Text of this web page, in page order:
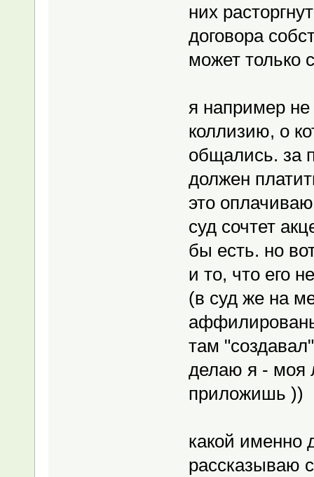
них
договора
может только
я например
коллизию, о
общались. за
должен
это
суд сочтет
бы есть. но
и то, что его
(в суд же на
там
делаю я - моя
приложишь ))
какой именно
рассказываю